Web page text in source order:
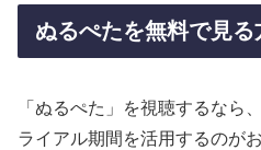
ぬるぺたを無料で見る
「ぬるぺた」を視聴するなら
ライアル期間を活用するのが